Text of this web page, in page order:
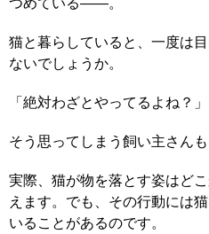
猫と暮らしていると、一度は
ないでしょうか。
「絶対わざとやってるよね？」
そう思ってしまう飼い主さん
実際、猫が物を落とす姿はど
えます。でも、その行動には
いることがあるのです。